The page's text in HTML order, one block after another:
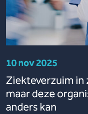
10 nov 2025
Ziekteverzuim in
maar deze
anders kan